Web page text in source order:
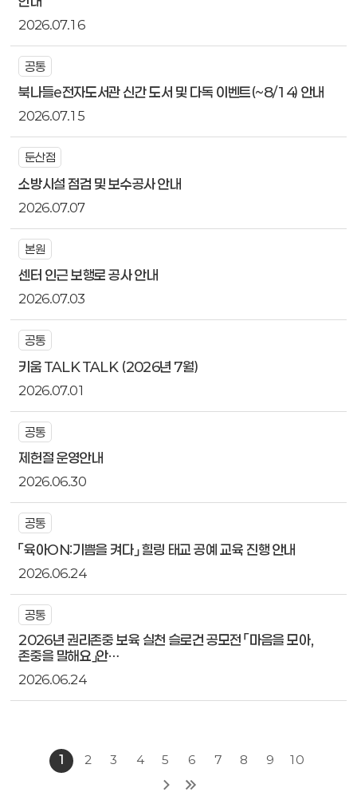
2026.07.16
공통
북나들e전자도서관 신간 도서 및 다독 이벤트(~8/14) 안내
2026.07.15
둔산점
소방시설 점검 및 보수공사 안내
2026.07.07
본원
센터 인근 보행로 공사 안내
2026.07.03
공통
키움 TALK TALK (2026년 7월)
2026.07.01
공통
제헌절 운영안내
2026.06.30
공통
「육아ON:기쁨을 켜다」 힐링 태교 공예 교육 진행 안내
2026.06.24
공통
2026년 권리존중 보육 실천 슬로건 공모전 「마음을 모아,
존중을 말해요」안…
2026.06.24
1 2 3 4 5 6 7 8 9 10